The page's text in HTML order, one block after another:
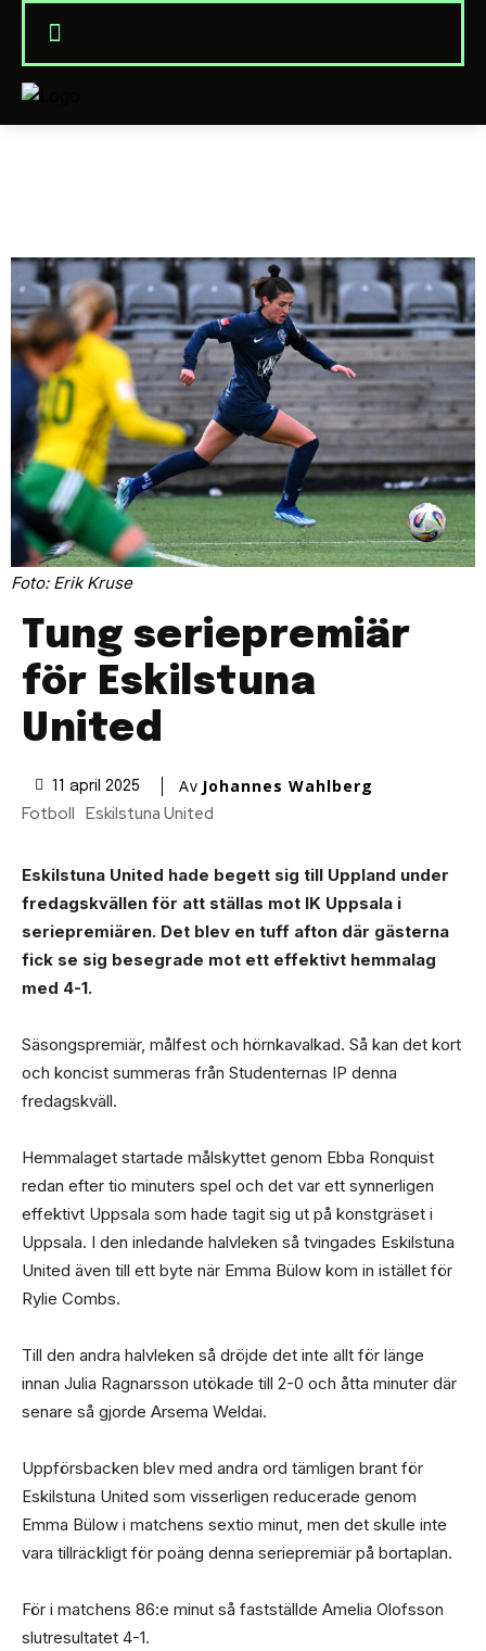
Foto: Erik Kruse
Tung seriepremiär
för Eskilstuna
United
11 april 2025 Av Johannes Wahlberg
Fotboll Eskilstuna United
Eskilstuna United hade begett sig till Uppland under
fredagskvällen för att ställas mot IK Uppsala i
seriepremiären. Det blev en tuff afton där gästerna
fick se sig besegrade mot ett effektivt hemmalag
med 4-1.
Säsongspremiär, målfest och hörnkavalkad. Så kan det kort
och koncist summeras från Studenternas IP denna
fredagskväll.
Hemmalaget startade målskyttet genom Ebba Ronquist
redan efter tio minuters spel och det var ett synnerligen
effektivt Uppsala som hade tagit sig ut på konstgräset i
Uppsala. I den inledande halvleken så tvingades Eskilstuna
United även till ett byte när Emma Bülow kom in istället för
Rylie Combs.
Till den andra halvleken så dröjde det inte allt för länge
innan Julia Ragnarsson utökade till 2-0 och åtta minuter där
senare så gjorde Arsema Weldai.
Uppförsbacken blev med andra ord tämligen brant för
Eskilstuna United som visserligen reducerade genom
Emma Bülow i matchens sextio minut, men det skulle inte
vara tillräckligt för poäng denna seriepremiär på bortaplan.
För i matchens 86:e minut så fastställde Amelia Olofsson
slutresultatet 4-1.